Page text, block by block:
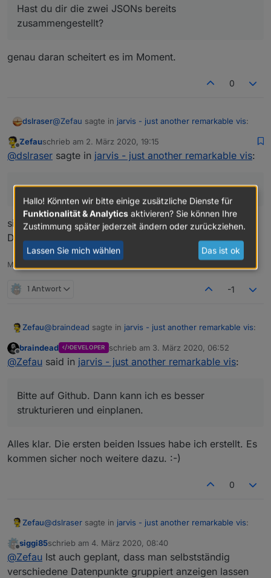
Beispiel: Karte (Vollbild)
Beispiel: Statistiken (2columns )
Hast du dir die zwei JSONs bereits
zusammengestellt?
genau daran scheitert es im Moment.
0
dslraser@Zefau sagte in jarvis - just another remarkable vis:
Hast du dir die zwei JSONs bereits
Offline
Zefauschrieb am 2. März 2020, 19:15
zuletzt editiert von
@dslraser sagte in jarvis - just another remarkable vis:
genau daran scheitert es im Moment.
siehehttps://github.com/Zefau/ioBroker.jarvis/wiki
Dort ist nun ein sehr detailliertes Beispiel (meine vis)
Meine Adapter: https://zefau.github.io/iobroker/
1 Antwort -1
Zefau@braindead sagte in jarvis - just another remarkable vis:
Möchtest Du solche Ideen hier im Forum oder
und einplanen.
Offline
braindead DEVELOPER schrieb am 3. März 2020, 06:52
zuletzt editiert von
@Zefau said in jarvis - just another remarkable vis:
Bitte auf Github. Dann kann ich es besser
strukturieren und einplanen.
Alles klar. Die ersten beiden Issues habe ich erstellt. Es
kommen sicher noch weitere dazu. :-)
0
Zefau@dslraser sagte in jarvis - just another remarkable vis:
genau daran scheitert es im Moment.
Offline
siggi85schrieb am 4. März 2020, 08:40
zuletzt editiert von
@Zefau Ist auch geplant, dass man selbstständig
verschiedene Datenpunkte gruppiert anzeigen lassen
Hallo! Könnten wir bitte einige zusätzliche Dienste für
Funktionalität & Analytics aktivieren? Sie können Ihre
Zustimmung später jederzeit ändern oder zurückziehen.
Lassen Sie mich wählen Das ist ok